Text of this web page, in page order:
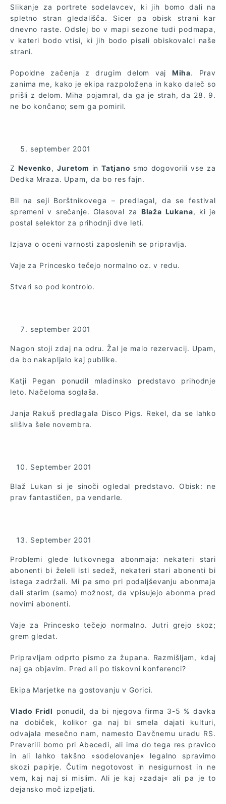
Slikanje za portrete sodelavcev, ki jih bomo dali na
spletno stran gledališča. Sicer pa obisk strani kar
dnevno raste. Odslej bo v mapi sezone tudi podmapa,
v kateri bodo vtisi, ki jih bodo pisali obiskovalci naše
strani.
Popoldne začenja z drugim delom vaj Miha. Prav
zanima me, kako je ekipa razpoložena in kako daleč so
prišli z delom. Miha pojamral, da ga je strah, da 28. 9.
ne bo končano; sem ga pomiril.
september 2001
ZNevenko,Juretom inTatjano smo dogovorili vse za
Dedka Mraza. Upam, da bo res fajn.
Bil na seji Borštnikovega – predlagal, da se festival
spremeni v srečanje. Glasoval za Blaža Lukana, ki je
postal selektor za prihodnji dve leti.
Izjava o oceni varnosti zaposlenih se pripravlja.
Vaje za Princesko tečejo normalno oz. v redu.
Stvari so pod kontrolo.
september 2001
Nagon stoji zdaj na odru. Žal je malo rezervacij. Upam,
da bo nakapljalo kaj publike.
Katji Pegan ponudil mladinsko predstavo prihodnje
leto. Načeloma soglaša.
Janja Rakuš predlagala Disco Pigs. Rekel, da se lahko
slišiva šele novembra.
September 2001
Blaž Lukan si je sinoči ogledal predstavo. Obisk: ne
prav fantastičen, pa vendarle.
September 2001
Problemi glede lutkovnega abonmaja: nekateri stari
abonenti bi želeli isti sedež, nekateri stari abonenti bi
istega zadržali. Mi pa smo pri podaljševanju abonmaja
dali starim (samo) možnost, da vpisujejo abonma pred
novimi abonenti.
Vaje za Princesko tečejo normalno. Jutri grejo skoz;
grem gledat.
Pripravljam odprto pismo za župana. Razmišljam, kdaj
naj ga objavim. Pred ali po tiskovni konferenci?
Ekipa Marjetke na gostovanju v Gorici.
Vlado Fridl ponudil, da bi njegova firma 3-5 % davka
na dobiček, kolikor ga naj bi smela dajati kulturi,
odvajala mesečno nam, namesto Davčnemu uradu RS.
Preverili bomo pri Abecedi, ali ima do tega res pravico
in ali lahko takšno »sodelovanje« legalno spravimo
skozi papirje. Čutim negotovost in nesigurnost in ne
vem, kaj naj si mislim. Ali je kaj »zadaj« ali pa je to
dejansko moč izpeljati.